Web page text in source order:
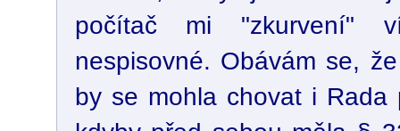
počítač mi "zkurvení"
nespisovné. Obávám se,
by se mohla chovat i